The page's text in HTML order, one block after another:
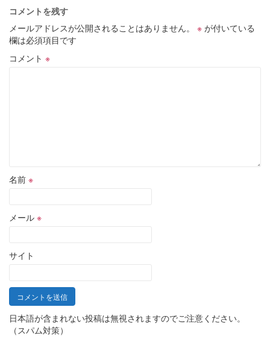
コメントを残す
メールアドレスが公開されることはありません。
※ が付いている
欄は必須項目です
コメント ※
名前 ※
メール ※
サイト
日本語が含まれない投稿は無視されますのでご注意ください。
（スパム対策）